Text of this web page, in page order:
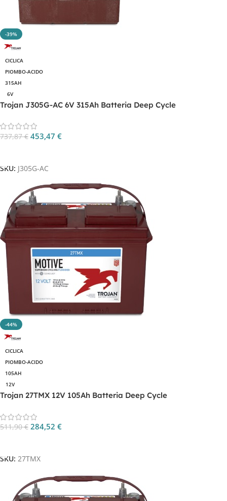
-39%
CICLICA
PIOMBO-ACIDO
315AH
6V
Trojan J305G-AC 6V 315Ah Batteria Deep Cycle
737,87€ 453,47 €
SKU: J305G-AC
-44%
CICLICA
PIOMBO-ACIDO
105AH
12V
Trojan 27TMX 12V 105Ah Batteria Deep Cycle
511,90€ 284,52 €
SKU: 27TMX